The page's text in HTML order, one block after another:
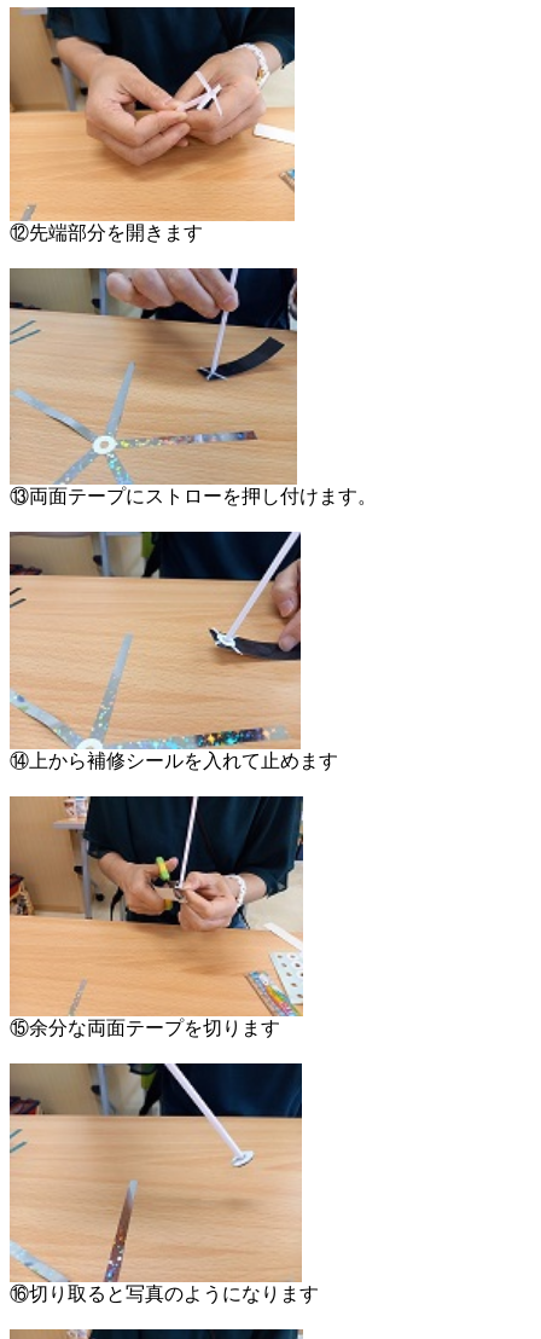
⑫先端部分を開きます
⑬両面テープにストローを押し付けます。
⑭上から補修シールを入れて止めます
⑮余分な両面テープを切ります
⑯切り取ると写真のようになります